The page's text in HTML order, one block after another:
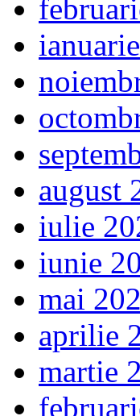
august
iulie
iunie
mai
aprilie
martie